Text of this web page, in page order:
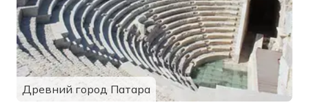
Древний город Патара